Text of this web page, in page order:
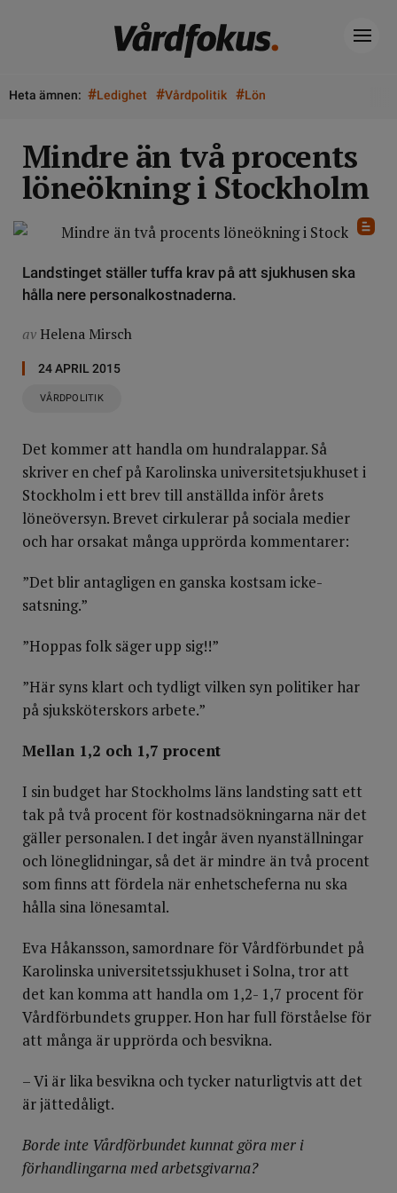
Heta ämnen: #Ledighet #Vårdpolitik #Lön
Mindre än två procents
löneökning i Stockholm
Landstinget ställer tuffa krav på att sjukhusen ska
hålla nere personalkostnaderna.
av Helena Mirsch
24 APRIL 2015
VÅRDPOLITIK
Det kommer att handla om hundralappar. Så
skriver en chef på Karolinska universitetsjukhuset i
Stockholm i ett brev till anställda inför årets
löneöversyn. Brevet cirkulerar på sociala medier
och har orsakat många upprörda kommentarer:
”Det blir antagligen en ganska kostsam icke-
satsning.”
”Hoppas folk säger upp sig!!”
”Här syns klart och tydligt vilken syn politiker har
på sjuksköterskors arbete.”
Mellan 1,2 och 1,7 procent
I sin budget har Stockholms läns landsting satt ett
tak på två procent för kostnadsökningarna när det
gäller personalen. I det ingår även nyanställningar
och löneglidningar, så det är mindre än två procent
som finns att fördela när enhetscheferna nu ska
hålla sina lönesamtal.
Eva Håkansson, samordnare för Vårdförbundet på
Karolinska universitetssjukhuset i Solna, tror att
det kan komma att handla om 1,2- 1,7 procent för
Vårdförbundets grupper. Hon har full förståelse för
att många är upprörda och besvikna.
– Vi är lika besvikna och tycker naturligtvis att det
är jättedåligt.
Borde inte Vårdförbundet kunnat göra mer i
förhandlingarna med arbetsgivarna?